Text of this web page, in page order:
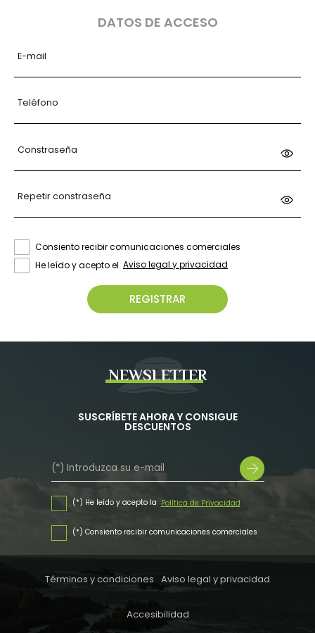
DATOS DE ACCESO
E-mail
Teléfono
Constraseña
Repetir constraseña
Consiento recibir comunicaciones comerciales
He leído y acepto el Aviso legal y privacidad
NEWSLETTER
SUSCRÍBETE AHORA Y CONSIGUE
DESCUENTOS
(*) He leído y acepto la Política de Privacidad
(*) Consiento recibir comunicaciones comerciales
Términos y condiciones Aviso legal y privacidad
Accesibilidad